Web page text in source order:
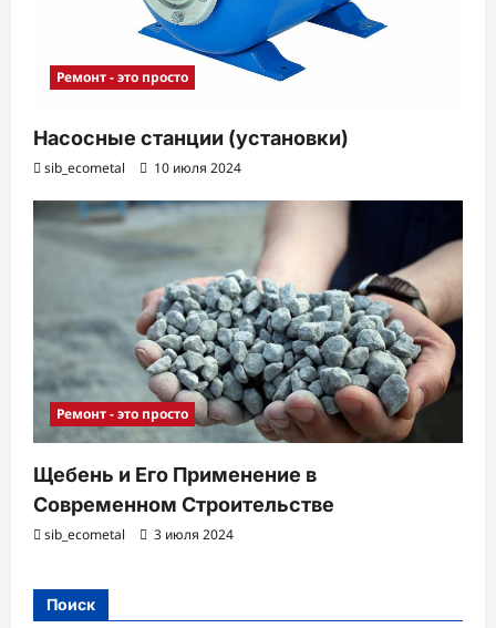
Ремонт - это просто
Насосные станции (установки)
sib_ecometal 10 июля 2024
Ремонт - это просто
Щебень и Его Применение в
Современном Строительстве
sib_ecometal 3 июля 2024
Поиск